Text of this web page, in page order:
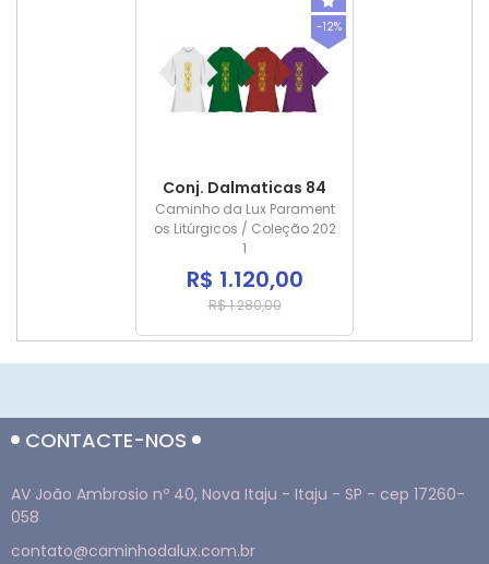
-12%
Conj. Dalmaticas 84
Caminho da Lux Parament
os Litúrgicos / Coleção 202
1
R$ 1.120,00
R$ 1.280,00
CONTACTE-NOS
AV João Ambrosio nº 40, Nova Itaju - Itaju - SP - cep 17260-
058
contato@caminhodalux.com.br